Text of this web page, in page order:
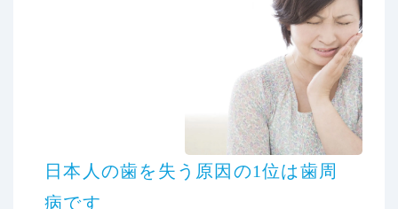
日本人の歯を失う原因の1位は歯周
病です